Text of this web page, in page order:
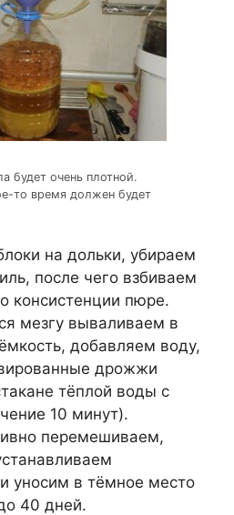
будет очень плотной.
то время должен будет
на дольки, убираем
после чего взбиваем
консистенции пюре.
мезгу вываливаем в
добавляем воду,
дрожжи
тёплой воды с
10 минут).
перемешиваем,
уносим в тёмное место
40 дней.